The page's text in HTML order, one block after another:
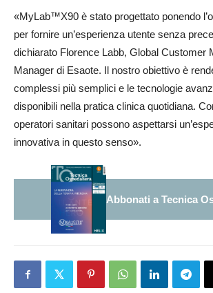
«MyLab™X90 è stato progettato ponendo
per fornire un’esperienza utente senza
dichiarato Florence Labb, Global Customer
Manager di Esaote. Il nostro obiettivo è
complessi più semplici e le tecnologie
disponibili nella pratica clinica quotidiana.
operatori sanitari possono aspettarsi
innovativa in questo senso».
Abbonati a Tecnica